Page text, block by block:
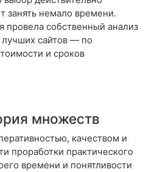
занять немало времени.
провела собственный анализ
лучших сайтов — по
и сроков
множеств
качеством и
проработки практического
времени и понятливости